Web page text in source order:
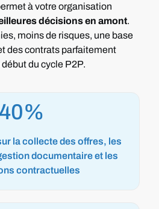
à votre organisation
décisions en amont.
moins de risques, une base
des contrats parfaitement
du cycle P2P.
la collecte des offres, les
documentaire et les
contractuelles